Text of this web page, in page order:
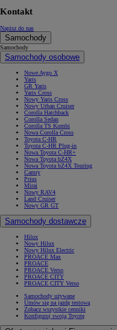
Kontakt
Napisz do nas
Samochody
Samochody
Samochody osobowe
Nowe Aygo X
Yaris
GR Yaris
Yaris Cross
Nowy Yaris Cross
Nowy Urban Cruiser
Corolla Hatchback
Corolla Sedan
Corolla TS Kombi
Nowa Corolla Cross
Toyota C-HR
Toyota C-HR Plug-in
Nowa Toyota C-HR+
Nowa Toyota bZ4X
Nowa Toyota bZ4X Touring
Camry
Prius
Mirai
Nowy RAV4
Land Cruiser
Nowy GR GT
Samochody dostawcze
Hilux
Nowy Hilux
Nowy Hilux Electric
PROACE Max
PROACE
PROACE Verso
PROACE CITY
PROACE CITY Verso
Samochody używane
Umów się na jazdę testową
Zobacz wszystkie cenniki
Konfiguruj swoją Toyotę